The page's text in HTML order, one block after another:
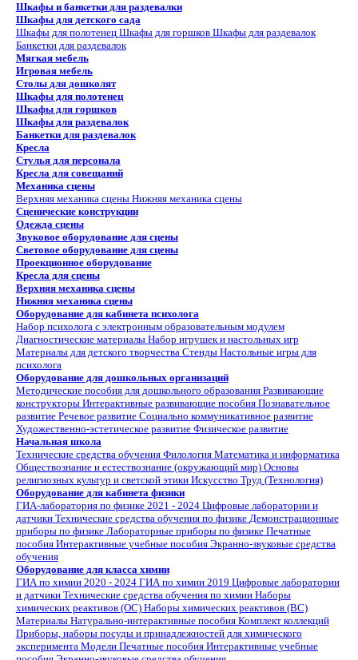
Шкафы и банкетки для раздевалки
Шкафы для детского сада
Шкафы для полотенец Шкафы для горшков Шкафы для раздевалок
Банкетки для раздевалок
Мягкая мебель
Игровая мебель
Столы для дошколят
Шкафы для полотенец
Шкафы для горшков
Шкафы для раздевалок
Банкетки для раздевалок
Кресла
Стулья для персонала
Кресла для совещаний
Механика сцены
Верхняя механика сцены Нижняя механика сцены
Сценические конструкции
Одежда сцены
Звуковое оборудование для сцены
Световое оборудование для сцены
Проекционное оборудование
Кресла для сцены
Верхняя механика сцены
Нижняя механика сцены
Оборудование для кабинета психолога
Набор психолога с электронным образовательным модулем
Диагностические материалы Набор игрушек и настольных игр
Материалы для детского творчества Стенды Настольные игры для
психолога
Оборудование для дошкольных организаций
Методические пособия для дошкольного образования Развивающие
конструкторы Интерактивные развивающие пособия Познавательное
развитие Речевое развитие Социально коммуникативное развитие
Художественно-эстетическое развитие Физическое развитие
Начальная школа
Технические средства обучения Филология Математика и информатика
Обществознание и естествознание (окружающий мир) Основы
религиозных культур и светской этики Искусство Труд (Технология)
Оборудование для кабинета физики
ГИА-лаборатория по физике 2021 - 2024 Цифровые лаборатории и
датчики Технические средства обучения по физике Демонстрационные
приборы по физике Лабораторные приборы по физике Печатные
пособия Интерактивные учебные пособия Экранно-звуковые средства
обучения
Оборудование для класса химии
ГИА по химии 2020 - 2024 ГИА по химии 2019 Цифровые лаборатории
и датчики Технические средства обучения по химии Наборы
химических реактивов (ОС) Наборы химических реактивов (ВС)
Материалы Натурально-интерактивные пособия Комплект коллекций
Приборы, наборы посуды и принадлежностей для химического
эксперимента Модели Печатные пособия Интерактивные учебные